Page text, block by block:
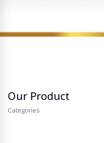
Our Product
Categories